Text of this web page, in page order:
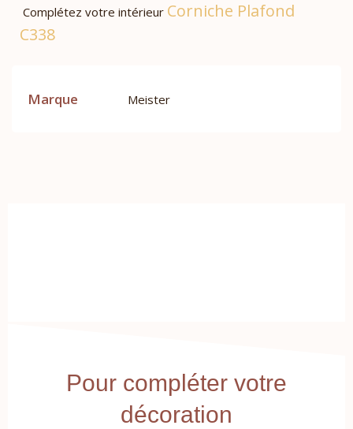
Complétez votre intérieur Corniche Plafond
C338
Marque Meister
Pour compléter votre
décoration